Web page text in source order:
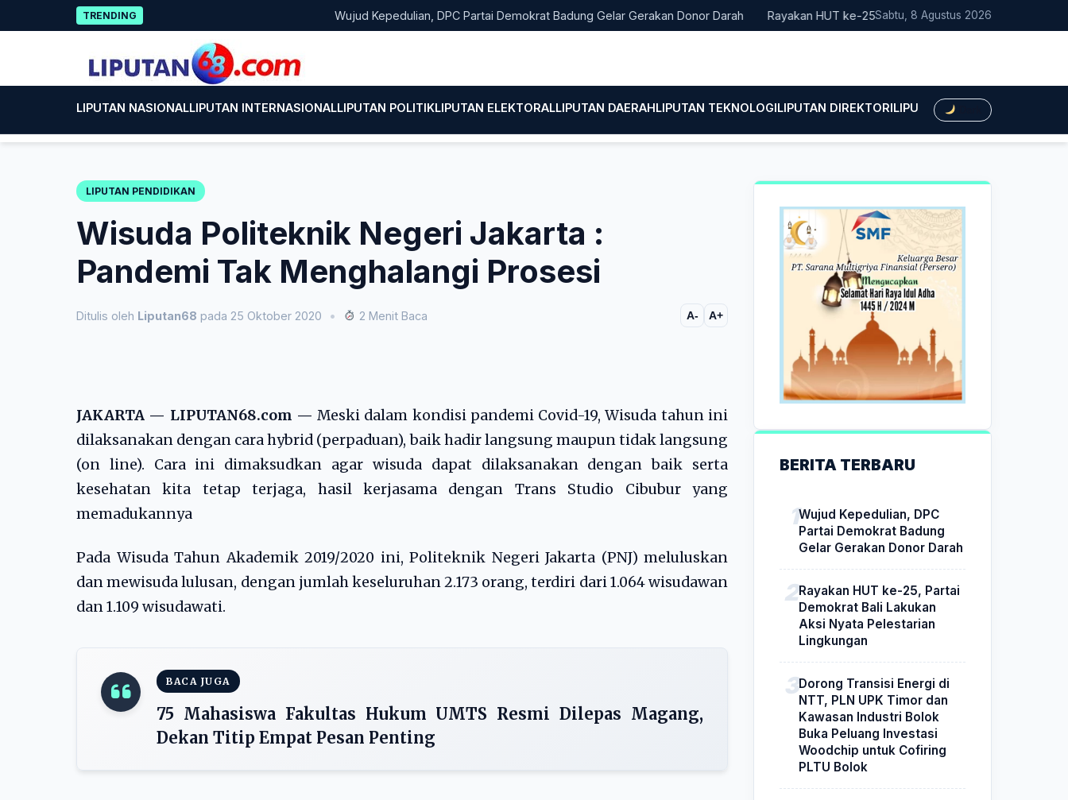
to
TRENDING Wujud Kepedulian, DPC Partai Demokrat Badung Gelar Gerakan Donor Darah Rayakan HUT ke-25, Partai Demokrat Bali Lakukan Aksi Nyata
Sabtu, 8 Agustus 2026
LIPUTAN NASIONALLIPUTAN INTERNASIONALLIPUTAN POLITIKLIPUTAN ELEKTORALLIPUTAN DAERAHLIPUTAN TEKNOLOGILIPUTAN DIREKTORILIPUTAN HUKUMLIPUTAN
LIPUTAN PENDIDIKAN
Wisuda Politeknik Negeri Jakarta :
Pandemi Tak Menghalangi Prosesi
Ditulis oleh Liputan68 pada 25 Oktober 2020 • 2 Menit Baca A- A+
JAKARTA — LIPUTAN68.com — Meski dalam kondisi pandemi Covid-19, Wisuda tahun ini
dilaksanakan dengan cara hybrid (perpaduan), baik hadir langsung maupun tidak langsung
(on line). Cara ini dimaksudkan agar wisuda dapat dilaksanakan dengan baik serta
kesehatan kita tetap terjaga, hasil kerjasama dengan Trans Studio Cibubur yang
memadukannya
Pada Wisuda Tahun Akademik 2019/2020 ini, Politeknik Negeri Jakarta (PNJ) meluluskan
dan mewisuda lulusan, dengan jumlah keseluruhan 2.173 orang, terdiri dari 1.064 wisudawan
dan 1.109 wisudawati.
BACA JUGA
75 Mahasiswa Fakultas Hukum UMTS Resmi Dilepas Magang,
Dekan Titip Empat Pesan Penting
BERITA TERBARU
Wujud Kepedulian, DPC
Partai Demokrat Badung
Gelar Gerakan Donor Darah
Rayakan HUT ke-25, Partai
Demokrat Bali Lakukan
Aksi Nyata Pelestarian
Lingkungan
Dorong Transisi Energi di
NTT, PLN UPK Timor dan
Kawasan Industri Bolok
Buka Peluang Investasi
Woodchip untuk Cofiring
PLTU Bolok